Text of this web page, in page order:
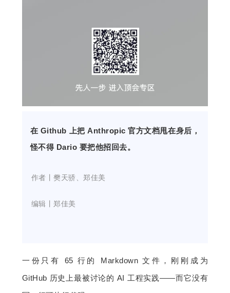
专
搞
在 Github 上把 Anthropic 官方文档甩在身后，
怪不得 Dario 要把他招回去。
作者丨樊天骄、郑佳美
编辑丨郑佳美
一份只有 65 行的 Markdown 文件，刚刚成为
GitHub 历史上最被讨论的 AI 工程实践——而它没有